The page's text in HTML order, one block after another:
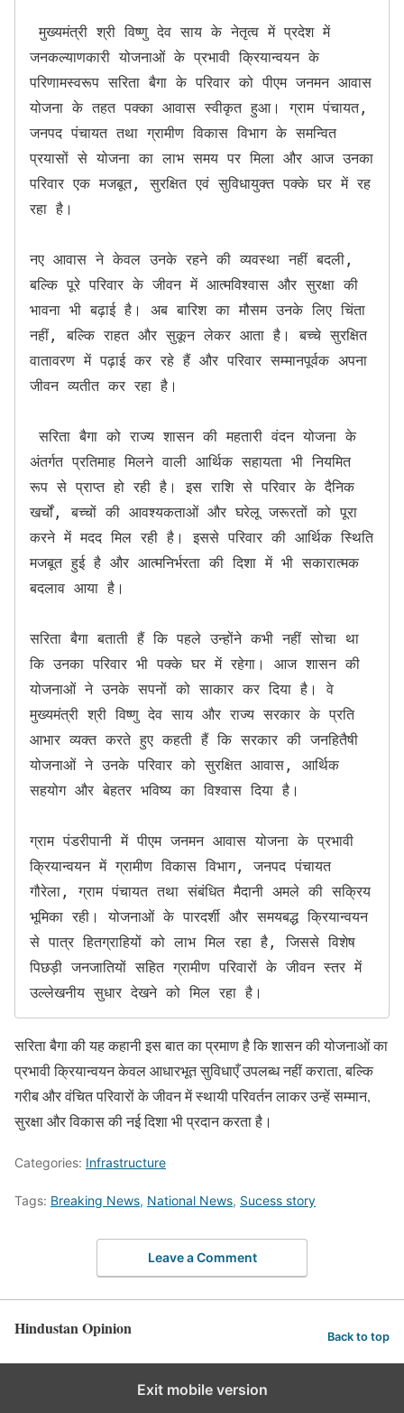
मुख्यमंत्री श्री विष्णु देव साय के नेतृत्व में प्रदेश में
जनकल्याणकारी योजनाओं के प्रभावी क्रियान्वयन के
परिणामस्वरूप सरिता बैगा के परिवार को पीएम जनमन आवास
योजना के तहत पक्का आवास स्वीकृत हुआ। ग्राम पंचायत,
जनपद पंचायत तथा ग्रामीण विकास विभाग के समन्वित
प्रयासों से योजना का लाभ समय पर मिला और आज उनका
परिवार एक मजबूत, सुरक्षित एवं सुविधायुक्त पक्के घर में रह
रहा है।
नए आवास ने केवल उनके रहने की व्यवस्था नहीं बदली,
बल्कि पूरे परिवार के जीवन में आत्मविश्वास और सुरक्षा की
भावना भी बढ़ाई है। अब बारिश का मौसम उनके लिए चिंता
नहीं, बल्कि राहत और सुकून लेकर आता है। बच्चे सुरक्षित
वातावरण में पढ़ाई कर रहे हैं और परिवार सम्मानपूर्वक अपना
जीवन व्यतीत कर रहा है।
सरिता बैगा को राज्य शासन की महतारी वंदन योजना के
अंतर्गत प्रतिमाह मिलने वाली आर्थिक सहायता भी नियमित
रूप से प्राप्त हो रही है। इस राशि से परिवार के दैनिक
खर्चों, बच्चों की आवश्यकताओं और घरेलू जरूरतों को पूरा
करने में मदद मिल रही है। इससे परिवार की आर्थिक स्थिति
मजबूत हुई है और आत्मनिर्भरता की दिशा में भी सकारात्मक
बदलाव आया है।
सरिता बैगा बताती हैं कि पहले उन्होंने कभी नहीं सोचा था
कि उनका परिवार भी पक्के घर में रहेगा। आज शासन की
योजनाओं ने उनके सपनों को साकार कर दिया है। वे
मुख्यमंत्री श्री विष्णु देव साय और राज्य सरकार के प्रति
आभार व्यक्त करते हुए कहती हैं कि सरकार की जनहितैषी
योजनाओं ने उनके परिवार को सुरक्षित आवास, आर्थिक
सहयोग और बेहतर भविष्य का विश्वास दिया है।
ग्राम पंडरीपानी में पीएम जनमन आवास योजना के प्रभावी
क्रियान्वयन में ग्रामीण विकास विभाग, जनपद पंचायत
गौरेला, ग्राम पंचायत तथा संबंधित मैदानी अमले की सक्रिय
भूमिका रही। योजनाओं के पारदर्शी और समयबद्ध क्रियान्वयन
से पात्र हितग्राहियों को लाभ मिल रहा है, जिससे विशेष
पिछड़ी जनजातियों सहित ग्रामीण परिवारों के जीवन स्तर में
उल्लेखनीय सुधार देखने को मिल रहा है।
सरिता बैगा की यह कहानी इस बात का प्रमाण है कि शासन की योजनाओं का
प्रभावी क्रियान्वयन केवल आधारभूत सुविधाएँ उपलब्ध नहीं कराता, बल्कि
गरीब और वंचित परिवारों के जीवन में स्थायी परिवर्तन लाकर उन्हें सम्मान,
सुरक्षा और विकास की नई दिशा भी प्रदान करता है।
Categories: Infrastructure
Tags: Breaking News, National News, Sucess story
Leave a Comment
Hindustan Opinion Back to top
Exit mobile version